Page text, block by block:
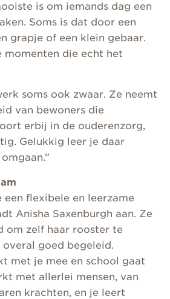
is om iemands dag een
Soms is dat door een
grapje of een klein gebaar.
momenten die echt het
soms ook zwaar. Ze neemt
van bewoners die
erbij in de ouderenzorg,
Gelukkig leer je daar
een flexibele en leerzame
Anisha Saxenburgh aan. Ze
om zelf haar rooster te
goed begeleid.
met je mee en school gaat
met allerlei mensen, van
krachten, en je leert